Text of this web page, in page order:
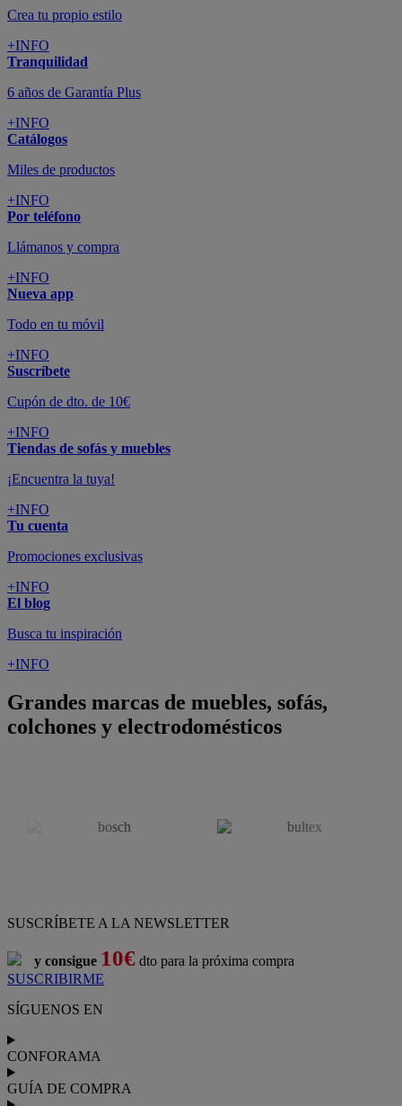
Crea tu propio estilo
+INFO
Tranquilidad
6 años de Garantía Plus
+INFO
Catálogos
Miles de productos
+INFO
Por teléfono
Llámanos y compra
+INFO
Nueva app
Todo en tu móvil
+INFO
Suscríbete
Cupón de dto. de 10€
+INFO
Tiendas de sofás y muebles
¡Encuentra la tuya!
+INFO
Tu cuenta
Promociones exclusivas
+INFO
El blog
Busca tu inspiración
+INFO
Grandes marcas de muebles, sofás,
colchones y electrodomésticos
SUSCRÍBETE A LA NEWSLETTER
y consigue 10€ dto para la próxima compra
SUSCRIBIRME
SÍGUENOS EN
CONFORAMA
GUÍA DE COMPRA